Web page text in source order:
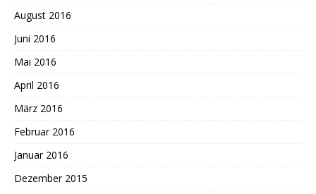
August 2016
Juni 2016
Mai 2016
April 2016
März 2016
Februar 2016
Januar 2016
Dezember 2015